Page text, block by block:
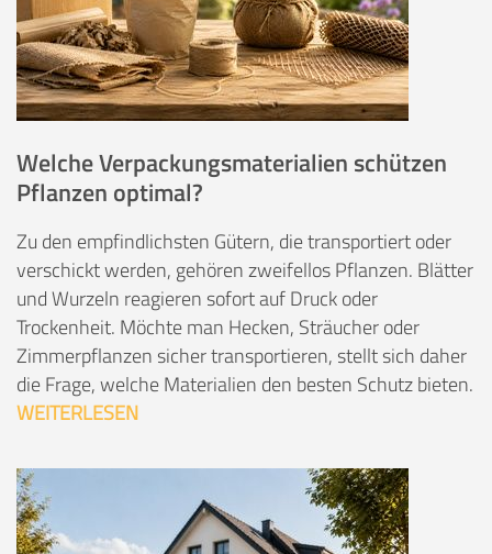
Welche Verpackungsmaterialien schützen
Pflanzen optimal?
Zu den empfindlichsten Gütern, die transportiert oder
verschickt werden, gehören zweifellos Pflanzen. Blätter
und Wurzeln reagieren sofort auf Druck oder
Trockenheit. Möchte man Hecken, Sträucher oder
Zimmerpflanzen sicher transportieren, stellt sich daher
die Frage, welche Materialien den besten Schutz bieten.
WEITERLESEN